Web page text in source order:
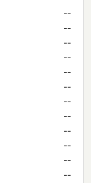
--
--
--
--
--
--
--
--
--
--
--
--